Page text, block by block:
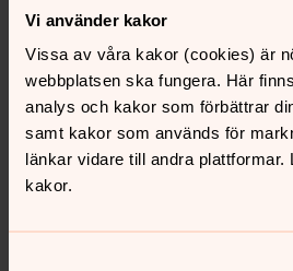
Vi använder kakor
Vissa av våra kakor (cookies) är
webbplatsen ska fungera. Här
analys och kakor som förbättrar
samt kakor som används för
länkar vidare till andra plattformar.
kakor.
Johannebergs församlingshem.
Körer och musik
Vi arbetar för ett rikt musikliv
församlingens gudstjänstliv.
Vokalensemblen